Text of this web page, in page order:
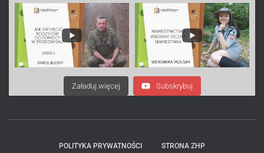
Załaduj więcej Subskrybuj
POLITYKA PRYWATNOŚCI STRONA ZHP